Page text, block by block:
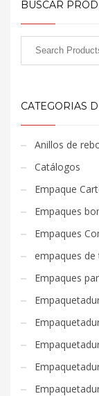
BUSCAR
CATEGORIAS
Anillos de
Catálogos
Empaque
Empaques
Empaques
empaques
Empaques